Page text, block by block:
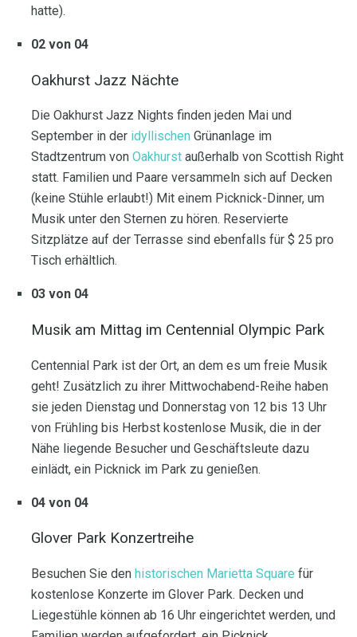
hatte).
02 von 04
Oakhurst Jazz Nächte
Die Oakhurst Jazz Nights finden jeden Mai und
September in der idyllischen Grünanlage im
Stadtzentrum von Oakhurst außerhalb von Scottish Right
statt. Familien und Paare versammeln sich auf Decken
(keine Stühle erlaubt!) Mit einem Picknick-Dinner, um
Musik unter den Sternen zu hören. Reservierte
Sitzplätze auf der Terrasse sind ebenfalls für $ 25 pro
Tisch erhältlich.
03 von 04
Musik am Mittag im Centennial Olympic Park
Centennial Park ist der Ort, an dem es um freie Musik
geht! Zusätzlich zu ihrer Mittwochabend-Reihe haben
sie jeden Dienstag und Donnerstag von 12 bis 13 Uhr
von Frühling bis Herbst kostenlose Musik, die in der
Nähe liegende Besucher und Geschäftsleute dazu
einlädt, ein Picknick im Park zu genießen.
04 von 04
Glover Park Konzertreihe
Besuchen Sie den historischen Marietta Square für
kostenlose Konzerte im Glover Park. Decken und
Liegestühle können ab 16 Uhr eingerichtet werden, und